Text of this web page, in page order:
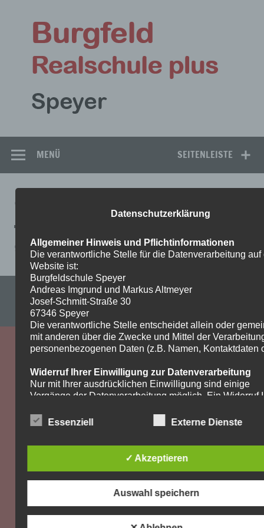
springen
SEITENLEISTE
MENÜ
9AB-10BC-MUSIK-JOCHEM-4
9ab-10bc-Musik-Jochem-4
Impressum & Datenschutzerklärung
WordPress-Theme: Dynamic News von ThemeZee.
Datenschutzerklärung
Allgemeiner Hinweis und Pflichtinformationen
Die verantwortliche Stelle für die Datenverarbeitung auf
Website ist:
Burgfeldschule Speyer
Andreas Imgrund und Markus Altmeyer
Josef-Schmitt-Straße 30
67346 Speyer
Die verantwortliche Stelle entscheidet allein oder
mit anderen über die Zwecke und Mittel der
personenbezogenen Daten (z.B. Namen, Kontaktdaten
Widerruf Ihrer Einwilligung zur Datenverarbeitung
Nur mit Ihrer ausdrücklichen Einwilligung sind einige
Vorgänge der Datenverarbeitung möglich. Ein Widerruf
Widerruf genügt eine formlose Mitteilung per E-Mail. Die
Recht auf Beschwerde bei der zuständigen
Aufsichtsbehörde
Als Betroffener steht Ihnen im Falle eines
der zuständigen Aufsichtsbehörde zu. Zuständige
Aufsichtsbehörde bezüglich datenschutzrechtlicher
Essenziell Externe Dienste
✓ Akzeptieren
Auswahl speichern